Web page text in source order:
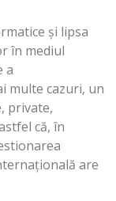
şi lipsa
în mediul
a
multe cazuri, un
private,
că, în
are